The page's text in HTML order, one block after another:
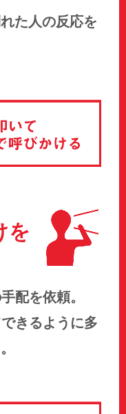
た人の反応を
を
配を依頼。
きるように多